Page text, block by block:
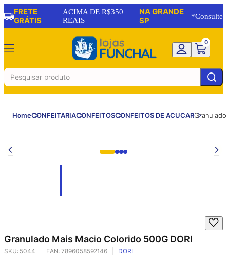
FRETE
GRÁTIS
ACIMA DE R$350
REAIS
NA GRANDE
SP
*Consulte
0
HomeCONFEITARIACONFEITOSCONFEITOS DE ACUCAR
Granulado Mais Macio Colorido 500G DORI
SKU: 5044 EAN: 7896058592146 DORI